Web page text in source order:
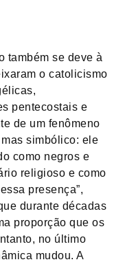
também se deve à
o catolicismo
pentecostais e
de um fenômeno
simbólico: ele
como negros e
religioso e como
presença”,
durante décadas
proporção que os
no último
mudou. A